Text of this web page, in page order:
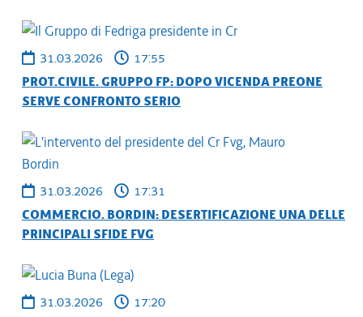
31.03.2026 17:55
PROT.CIVILE. GRUPPO FP: DOPO VICENDA PREONE
SERVE CONFRONTO SERIO
31.03.2026 17:31
COMMERCIO. BORDIN: DESERTIFICAZIONE UNA DELLE
PRINCIPALI SFIDE FVG
31.03.2026 17:20